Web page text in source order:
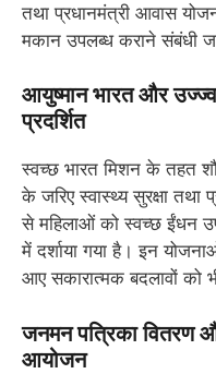
तथा प्रधानमंत्री आवास
मकान उपलब्ध कराने संबंधी
आयुष्मान भारत और
प्रदर्शित
स्वच्छ भारत मिशन के तहत
के जरिए स्वास्थ्य सुरक्षा तथा
से महिलाओं को स्वच्छ ईंधन
में दर्शाया गया है। इन
आए सकारात्मक बदलावों को
जनमन पत्रिका वितरण
आयोजन